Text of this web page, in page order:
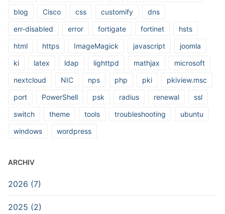
blog
Cisco css customify
dns
err-disabled
error fortigate fortinet
hsts
html
https ImageMagick javascript
joomla
ki
latex ldap lighttpd mathjax
microsoft
nextcloud
NIC nps php pki
pkiview.msc
port
PowerShell psk radius renewal
ssl
switch
theme tools troubleshooting
ubuntu
windows
wordpress
ARCHIV
2026 (7)
2025 (2)